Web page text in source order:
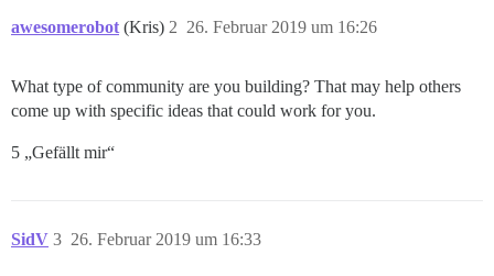
awesomerobot (Kris) 26. Februar 2019 um 16:26
2
What type of community are you building? That may help others
come up with specific ideas that could work for you.
5 „Gefällt mir“
SidV 26. Februar 2019 um 16:33
3